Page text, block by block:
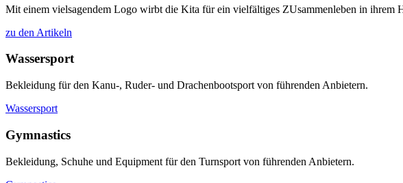
Mit einem vielsagendem Logo wirbt die Kita für ein vielfältiges ZUsammenleben in ihrem
zu den Artikeln
Wassersport
Bekleidung für den Kanu-, Ruder- und Drachenbootsport von führenden Anbietern.
Wassersport
Gymnastics
Bekleidung, Schuhe und Equipment für den Turnsport von führenden Anbietern.